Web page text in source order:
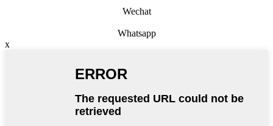
Wechat
Whatsapp
x